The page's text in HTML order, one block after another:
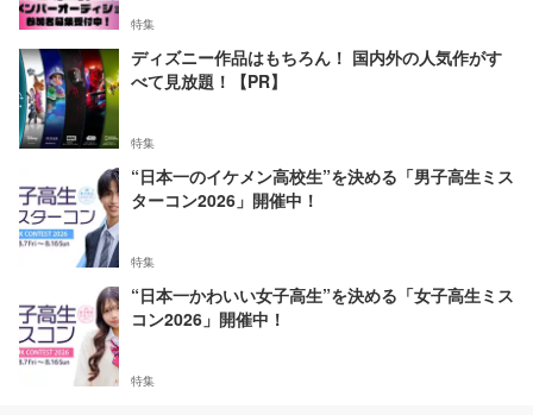
特集
ディズニー作品はもちろん！ 国内外の人気作がす
べて見放題！【PR】
特集
“日本一のイケメン高校生”を決める「男子高生ミス
ターコン2026」開催中！
特集
“日本一かわいい女子高生”を決める「女子高生ミス
コン2026」開催中！
特集